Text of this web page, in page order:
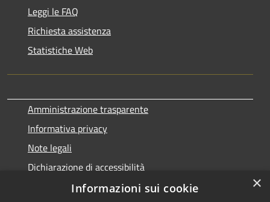
Leggi le FAQ
Richiesta assistenza
Statistiche Web
Amministrazione trasparente
Informativa privacy
Note legali
Dichiarazione di accessibilità
×
Informazioni sui cookie